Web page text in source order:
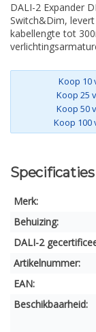
DALI-2 Expander
Switch&Dim,
kabellengte tot
Koop 10
Koop 25
Koop 50
Koop 100
Specificaties
Merk:
Behuizing:
DALI-2
Artikelnummer:
EAN:
Beschikbaarheid: